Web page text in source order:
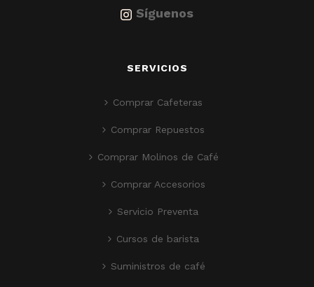
Síguenos
SERVICIOS
Comprar Cafeteras
Comprar Repuestos
Comprar Molinos de Café
Comprar Accesorios
Servicio Preventa
Cursos de barista
Suministros de café